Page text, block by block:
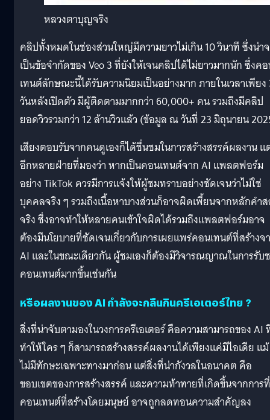
หลวงตาบุญจริง
คลิปทั้งหมดในช่องส่วนใหญ่มีความยาวไม่เกิน 10 วินาที ซึ่งน่า
เป็นข้อจำกัดของ Veo 3 ที่ยังให้เจนคลิปได้ไม่ยาวมากนัก ซึ่งค
เทนต์ลักษณะนี้ได้รับความนิยมเป็นอย่างมาก ภายในเวลาเพียง
วันหลังเปิดตัว มีผู้ติดตามมากกว่า 60,000+ คน รวมถึงมีคลิป
ยอดวิวรวมกว่า 12 ล้านวิวแล้ว ​​(ข้อมูล ณ วันที่ 23 มิถุนายน
เสียงตอบรับจากคนดูเองก็ได้ชื่นชมในการสร้างสรรค์ผลงาน แ
อีกหลายฝ่ายที่มองว่า หากเป็นคอนเทนต์จาก AI แพลตฟอร์ม
อย่าง TikTok ควรมีการแจ้งให้ผู้ชมทราบอย่างชัดเจนว่าไม่ใช่
บุคคลจริง ๆ รวมถึงเนื้อหาบางส่วนก็อาจผิดเพี้ยนจากหลักคำ
จริง ซึ่งอาจทำให้หลายคนเข้าใจผิดได้รวมถึงแพลตฟอร์มอาจ
ต้องมีนโยบายที่ชัดเจนเกี่ยวกับการเผยแพร่คอนเทนต์ที่สร้างจ
AI และในขณะเดียวกัน ผู้ชมเองก็ต้องมีวิจารณญาณในการรับ
คอนเทนต์มากขึ้นเช่นกัน
หรือผลงานของ AI กำลังจะกลืนกินครีเอเตอร์ไทย ?
สิ่งที่น่าจับตามองในวงการครีเอเตอร์ คือความสามารถของ AI
ทำให้ใคร ๆ ก็สามารถสร้างสรรค์ผลงานได้เพียงแค่มีไอเดีย แม้
ไม่มีทักษะเฉพาะทางมาก่อน แต่สิ่งที่น่ากังวลในอนาคต คือ
ขอบเขตของการสร้างสรรค์ และความท้าทายที่เกิดขึ้นจากการที่
คอนเทนต์ที่สร้างโดยมนุษย์ อาจถูกลดทอนความสำคัญลง